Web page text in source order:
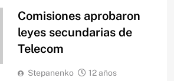
Comisiones aprobaron
leyes secundarias de
Telecom
Stepanenko
12 años